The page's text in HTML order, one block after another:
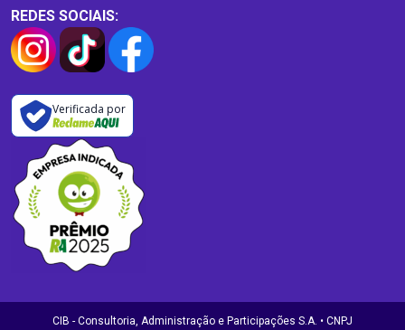
REDES SOCIAIS:
Verificada por
CIB - Consultoria, Administração e Participações S.A. • CNPJ